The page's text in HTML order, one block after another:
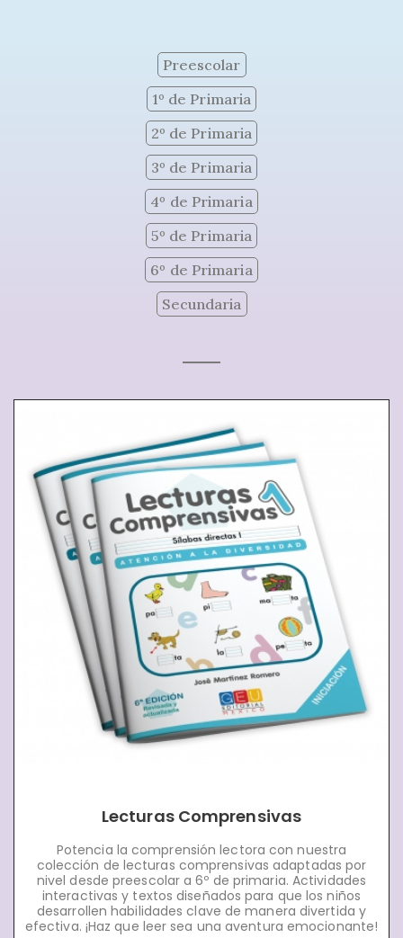
Preescolar
1º de Primaria
2º de Primaria
3º de Primaria
4º de Primaria
5º de Primaria
6º de Primaria
Secundaria
Lecturas Comprensivas
Potencia la comprensión lectora con nuestra
colección de lecturas comprensivas adaptadas por
nivel desde preescolar a 6º de primaria. Actividades
interactivas y textos diseñados para que los niños
desarrollen habilidades clave de manera divertida y
efectiva. ¡Haz que leer sea una aventura emocionante!